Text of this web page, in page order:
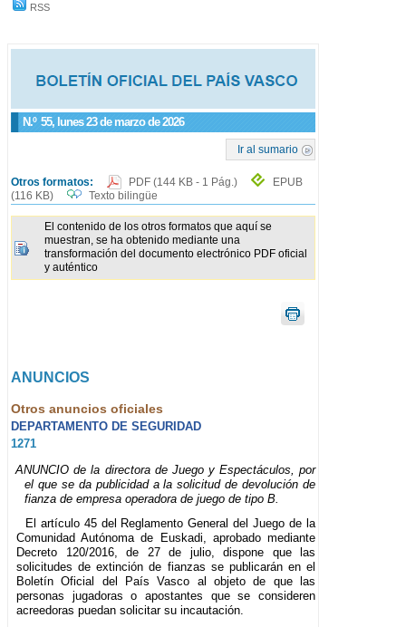
RSS
N.º 55, lunes 23 de marzo de 2026
Ir al sumario
Otros formatos: PDF (144 KB - 1 Pág.)
EPUB
(116 KB)
Texto bilingüe
El contenido de los otros formatos que aquí se
muestran, se ha obtenido mediante una
transformación del documento electrónico PDF oficial
y auténtico
ANUNCIOS
Otros anuncios oficiales
DEPARTAMENTO DE SEGURIDAD
1271
ANUNCIO de la directora de Juego y Espectáculos, por
el que se da publicidad a la solicitud de devolución de
fianza de empresa operadora de juego de tipo B.
El artículo 45 del Reglamento General del Juego de la
Comunidad Autónoma de Euskadi, aprobado mediante
Decreto 120/2016, de 27 de julio, dispone que las
solicitudes de extinción de fianzas se publicarán en el
Boletín Oficial del País Vasco al objeto de que las
personas jugadoras o apostantes que se consideren
acreedoras puedan solicitar su incautación.